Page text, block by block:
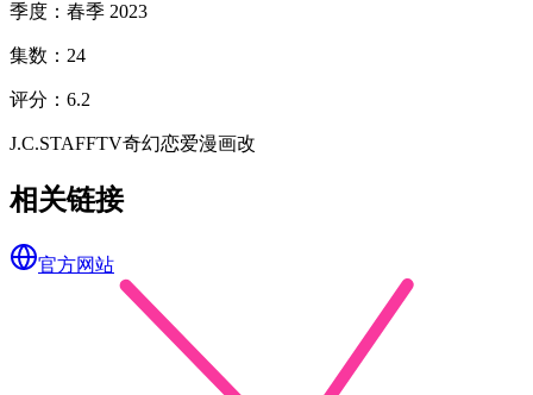
季度 ： 春季 2023
集数 ： 24
评分 ： 6.2
J.C.STAFFTV奇幻恋爱漫画改
相关链接
官方网站